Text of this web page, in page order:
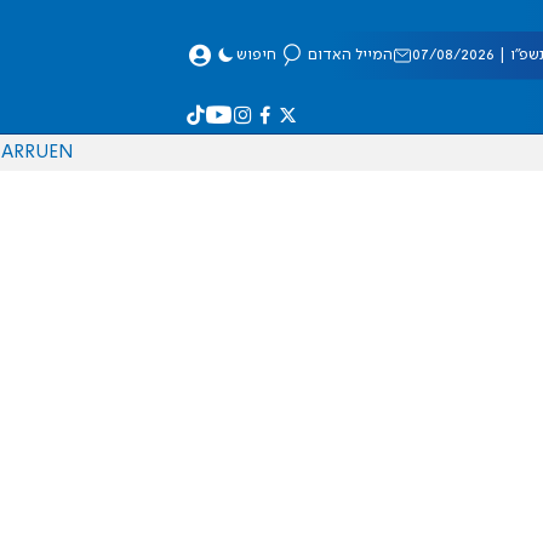
08/2026 המייל האדום חיפוש
EN
RU
AR